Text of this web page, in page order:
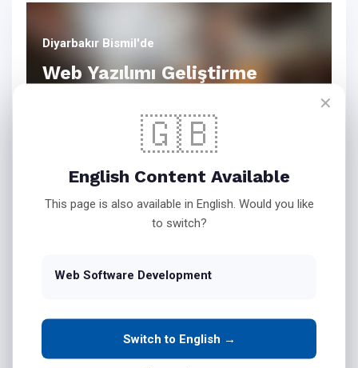
Diyarbakır Bismil'de
Web Yazılımı Geliştirme
Bink Teknoloji Web Yazılım
Hizmetleri
İşletmenizin Masaüstü
Taşıyın
✕
🇬🇧
English Content Available
This page is also available in English. Would you like
to switch?
Web Software Development
Switch to English →